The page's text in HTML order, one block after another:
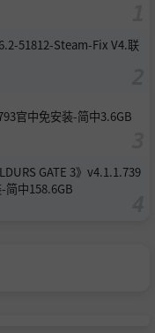
51812-Steam-Fix V4.联
官中免安装-简中3.6GB
GATE 3》v4.1.1.739
简中158.6GB